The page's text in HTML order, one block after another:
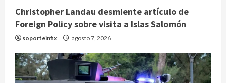
Christopher Landau desmiente artículo de
Foreign Policy sobre visita a Islas Salomón
soporteinfix agosto 7, 2026